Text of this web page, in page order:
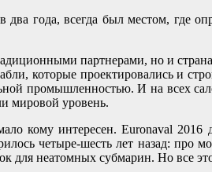
года, всегда был местом, где
партнерами, но и
которые проектировались и
промышленностью. И на всех
мировой уровень.
кому интересен. Euronaval
четыре-шесть лет назад: про
для неатомных субмарин. Но все